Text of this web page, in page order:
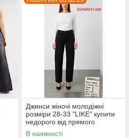
Джинси жіночі молодіжні
розміри 28-33 "LIKE" купити
недорого від прямого
постачальника
В наявності